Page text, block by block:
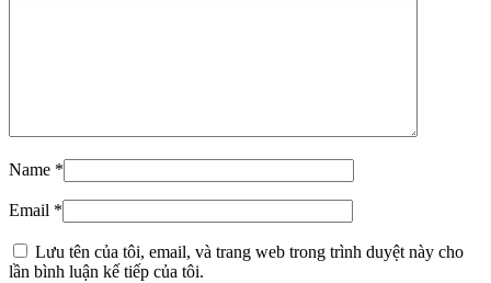
Name *
Email *
Lưu tên của tôi, email, và trang web trong trình duyệt này cho
lần bình luận kế tiếp của tôi.